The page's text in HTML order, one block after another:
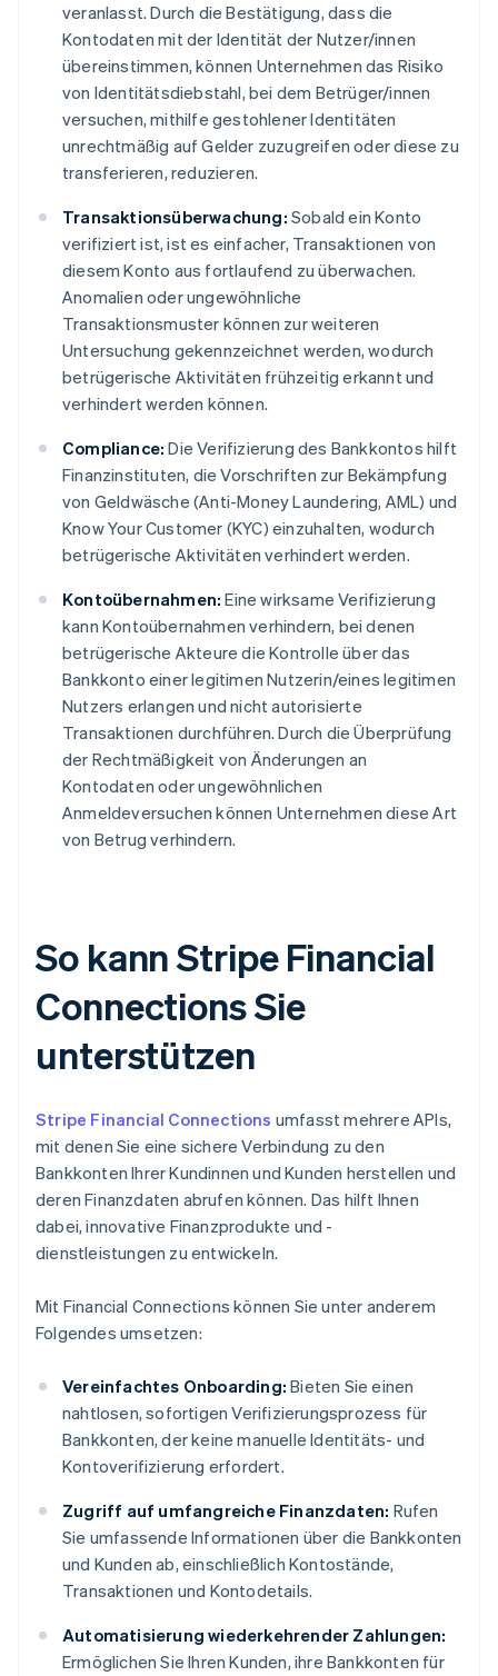
veranlasst. Durch die Bestätigung, dass die
Kontodaten mit der Identität der Nutzer/innen
übereinstimmen, können Unternehmen das Risiko
von Identitätsdiebstahl, bei dem Betrüger/innen
versuchen, mithilfe gestohlener Identitäten
unrechtmäßig auf Gelder zuzugreifen oder diese zu
transferieren, reduzieren.
Transaktionsüberwachung: Sobald ein Konto
verifiziert ist, ist es einfacher, Transaktionen von
diesem Konto aus fortlaufend zu überwachen.
Anomalien oder ungewöhnliche
Transaktionsmuster können zur weiteren
Untersuchung gekennzeichnet werden, wodurch
betrügerische Aktivitäten frühzeitig erkannt und
verhindert werden können.
Compliance: Die Verifizierung des Bankkontos hilft
Finanzinstituten, die Vorschriften zur Bekämpfung
von Geldwäsche (Anti-Money Laundering, AML) und
Know Your Customer (KYC) einzuhalten, wodurch
betrügerische Aktivitäten verhindert werden.
Kontoübernahmen: Eine wirksame Verifizierung
kann Kontoübernahmen verhindern, bei denen
betrügerische Akteure die Kontrolle über das
Bankkonto einer legitimen Nutzerin/eines legitimen
Nutzers erlangen und nicht autorisierte
Transaktionen durchführen. Durch die Überprüfung
der Rechtmäßigkeit von Änderungen an
Kontodaten oder ungewöhnlichen
Anmeldeversuchen können Unternehmen diese Art
von Betrug verhindern.
So kann Stripe Financial
Connections Sie
unterstützen
Stripe Financial Connections umfasst mehrere APIs,
mit denen Sie eine sichere Verbindung zu den
Bankkonten Ihrer Kundinnen und Kunden herstellen und
deren Finanzdaten abrufen können. Das hilft Ihnen
dabei, innovative Finanzprodukte und -
dienstleistungen zu entwickeln.
Mit Financial Connections können Sie unter anderem
Folgendes umsetzen:
Vereinfachtes Onboarding: Bieten Sie einen
nahtlosen, sofortigen Verifizierungsprozess für
Bankkonten, der keine manuelle Identitäts- und
Kontoverifizierung erfordert.
Zugriff auf umfangreiche Finanzdaten: Rufen
Sie umfassende Informationen über die Bankkonten
und Kunden ab, einschließlich Kontostände,
Transaktionen und Kontodetails.
Automatisierung wiederkehrender Zahlungen:
Ermöglichen Sie Ihren Kunden, ihre Bankkonten für